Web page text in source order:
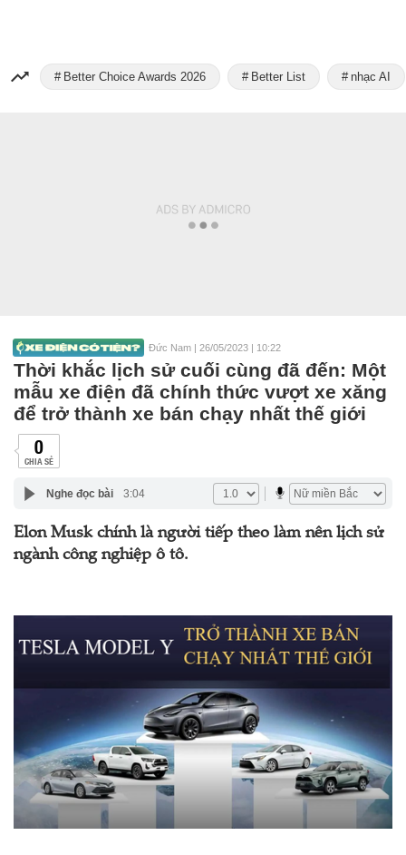
Better Choice Awards 2026 Better List nhạc AI
Đức Nam |26/05/2023 | 10:22
Thời khắc lịch sử cuối cùng đã đến: Một
mẫu xe điện đã chính thức vượt xe xăng
để trở thành xe bán chạy nhất thế giới
0
CHIA SẺ
Nghe đọc bài 3:04
Elon Musk chính là người tiếp theo làm nên lịch sử
ngành công nghiệp ô tô.